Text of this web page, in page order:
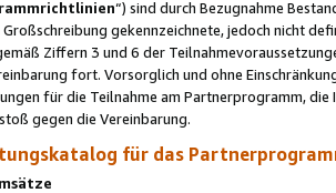
“) sind durch Bezugnahme
gekennzeichnete, jedoch nicht
Ziffern 3 und 6 der
fort. Vorsorglich und ohne
für die Teilnahme am Partnerprogramm,
gegen die Vereinbarung.
für das